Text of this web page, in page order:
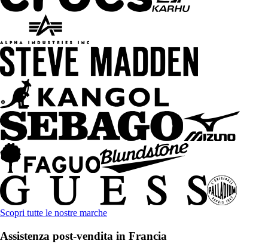
Scopri tutte le nostre marche
Assistenza post-vendita in Francia